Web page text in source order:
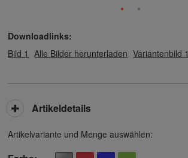
Downloadlinks:
Bild 1
Alle Bilder herunterladen Variantenbild 1
Artikelvariante und Menge auswählen:
Artikeldetails